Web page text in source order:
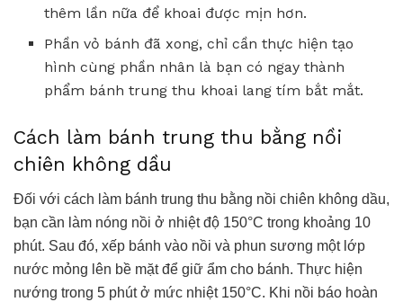
thêm lần nữa để khoai được mịn hơn.
Phần vỏ bánh đã xong, chỉ cần thực hiện tạo
hình cùng phần nhân là bạn có ngay thành
phẩm bánh trung thu khoai lang tím bắt mắt.
Cách làm bánh trung thu bằng nồi
chiên không dầu
Đối với cách làm bánh trung thu bằng nồi chiên không dầu,
bạn cần làm nóng nồi ở nhiệt độ 150°C trong khoảng 10
phút. Sau đó, xếp bánh vào nồi và phun sương một lớp
nước mỏng lên bề mặt để giữ ẩm cho bánh. Thực hiện
nướng trong 5 phút ở mức nhiệt 150°C. Khi nồi báo hoàn